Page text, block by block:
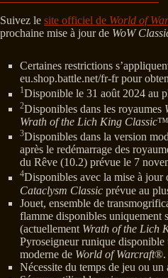
Suivez le site officiel de World of
prochaine mise à jour de WoW
Certaines restrictions
eu.shop.battle.net/fr-fr pour
1Disponible le 31 août 2024 au
2Disponibles dans les royaumes
Wrath of the Lich King Classic
3Disponibles dans la version
après le redémarrage des
du Rêve (10.2) prévue le 7
4Disponibles avec la mise à jour
Cataclysm Classic prévue au
Jouet, ensemble de
flamme disponibles uniquement
(actuellement Wrath of the Lich
Pyroseigneur runique disponible
moderne de World of Warcraft®.
Nécessite du temps de jeu ou un